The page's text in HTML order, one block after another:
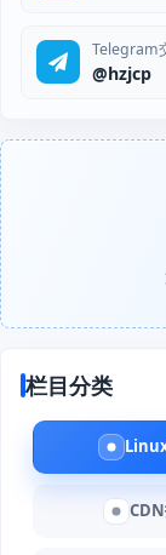
Telegram
@hzjcp
栏目分类